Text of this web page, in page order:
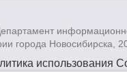
города Новосибирска,
использования